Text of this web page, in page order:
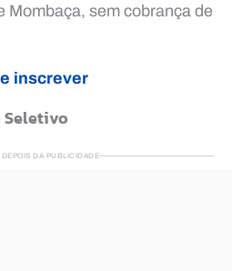
Mombaça, sem cobrança de
inscrever
Seletivo
DA PUBLICIDADE